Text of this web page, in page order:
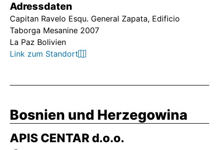
Adressdaten
Capitan Ravelo Esqu. General Zapata, Edificio
Taborga Mesanine 2007
La Paz Bolivien
Link zum Standort
Bosnien und Herzegowina
APIS CENTAR d.o.o.